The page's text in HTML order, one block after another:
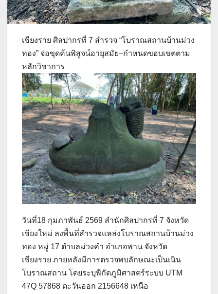
เชียงราย ศิลปากรที่ 7 สำรวจ “โบราณสถานบ้านม่วง
ทอง” จ่อขุดค้นพิสูจน์อายุสมัย–กำหนดขอบเขตตาม
หลักวิชาการ
วันที่18 กุมภาพันธ์ 2569 สำนักศิลปากรที่ 7 จังหวัด
เชียงใหม่ ลงพื้นที่สำรวจแหล่งโบราณสถานบ้านม่วง
ทอง หมู่ 17 ตำบลม่วงคำ อำเภอพาน จังหวัด
เชียงราย ภายหลังมีการตรวจพบลักษณะเป็นเนิน
โบราณสถาน โดยระบุพิกัดภูมิศาสตร์ระบบ UTM
47Q 57868 ตะวันออก 2156648 เหนือ